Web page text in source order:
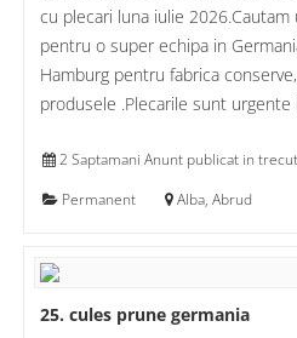
cu plecari luna iulie
pentru o super echipa in
Hamburg pentru fabrica
produsele .Plecarile sunt
2 Saptamani Anunt publicat in trecut
Permanent
Alba, Abrud
25. cules prune germania